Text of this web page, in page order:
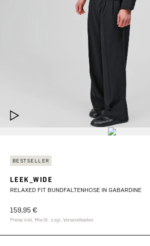
BESTSELLER
LEEK_WIDE
RELAXED FIT BUNDFALTENHOSE IN GABARDINE
159,95 €
Preise inkl. MwSt. zzgl. Versandkosten